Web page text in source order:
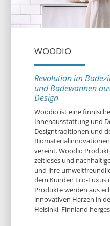
WOODIO
Revolution im
und Badewannen
Design
Woodio ist eine
Innenausstattung und
Designtraditionen und
vereint. Woodio
zeitloses und
und ihre
dem Kunden Eco-Luxus
Produkte werden aus
innovativen Harzen in
Helsinki, Finnland